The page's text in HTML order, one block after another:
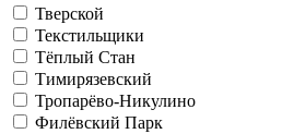
Тверской
Текстильщики
Тёплый Стан
Тимирязевский
Тропарёво-Никулино
Филёвский Парк